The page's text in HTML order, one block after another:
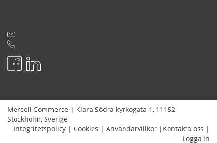
Mercell Commerce | Klara Södra kyrkogata 1 , 11152
Stockholm, Sverige
Integritetspolicy | Cookies | Användarvillkor | Kontakta oss |
Logga in